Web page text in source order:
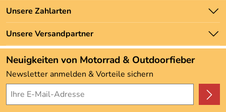
Newsletter
Zahlung und Versand
Unsere Bestseller
Marken
Neu
Angebote
Kundenbewertungen (3.493)
4,9/5*****
Unsere Zahlarten
Unsere Versandpartner
Neuigkeiten von Motorrad & Outdoorfieber
Newsletter anmelden & Vorteile sichern